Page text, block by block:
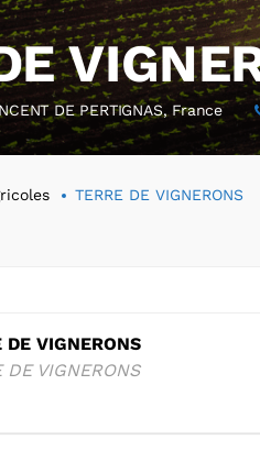
DE PERTIGNAS, France
TERRE DE VIGNERONS
DE VIGNERONS
DE VIGNERONS